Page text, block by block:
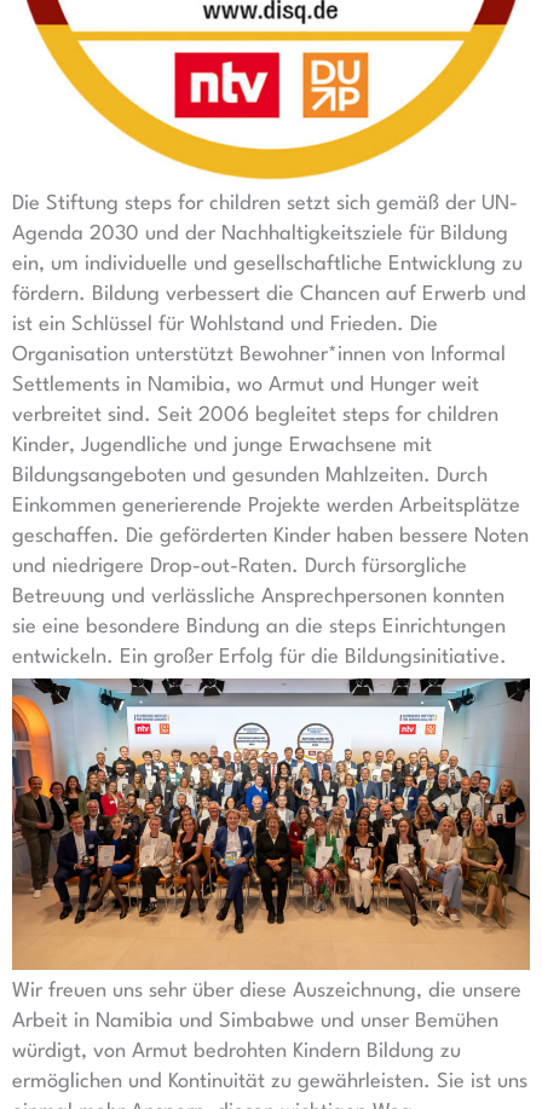
Die Stiftung steps for children setzt sich gemäß der UN-
Agenda 2030 und der Nachhaltigkeitsziele für Bildung
ein, um individuelle und gesellschaftliche Entwicklung zu
fördern. Bildung verbessert die Chancen auf Erwerb und
ist ein Schlüssel für Wohlstand und Frieden. Die
Organisation unterstützt Bewohner*innen von Informal
Settlements in Namibia, wo Armut und Hunger weit
verbreitet sind. Seit 2006 begleitet steps for children
Kinder, Jugendliche und junge Erwachsene mit
Bildungsangeboten und gesunden Mahlzeiten. Durch
Einkommen generierende Projekte werden Arbeitsplätze
geschaffen. Die geförderten Kinder haben bessere Noten
und niedrigere Drop-out-Raten. Durch fürsorgliche
Betreuung und verlässliche Ansprechpersonen konnten
sie eine besondere Bindung an die steps Einrichtungen
entwickeln. Ein großer Erfolg für die Bildungsinitiative.
Wir freuen uns sehr über diese Auszeichnung, die unsere
Arbeit in Namibia und Simbabwe und unser Bemühen
würdigt, von Armut bedrohten Kindern Bildung zu
ermöglichen und Kontinuität zu gewährleisten. Sie ist uns